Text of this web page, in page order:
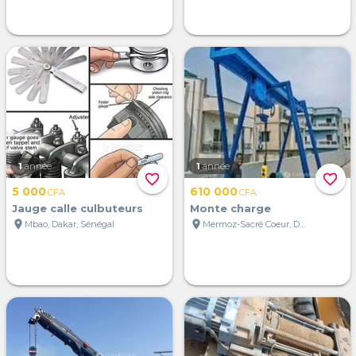
favorite_border
1 année
5 000CFA
Jauge calle culbuteurs
location_on Mbao, Dakar, Sénégal
favorite_border
1 année
610 000CFA
Monte charge
location_on
Mermoz-Sacré Coeur, Dakar, Sénégal